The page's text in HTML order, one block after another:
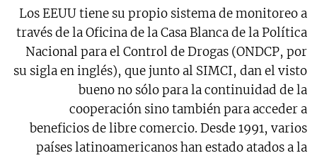
Los EEUU tiene su propio sistema de monitoreo a
través de la Oficina de la Casa Blanca de la Política
Nacional para el Control de Drogas (ONDCP, por
su sigla en inglés), que junto al SIMCI, dan el visto
bueno no sólo para la continuidad de la
cooperación sino también para acceder a
beneficios de libre comercio. Desde 1991, varios
países latinoamericanos han estado atados a la